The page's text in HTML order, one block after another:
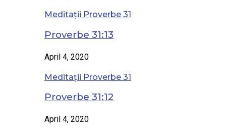
Meditații Proverbe 31
Proverbe 31:13
April 4, 2020
Meditații Proverbe 31
Proverbe 31:12
April 4, 2020